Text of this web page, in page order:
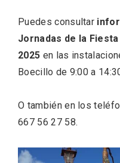
Puedes consultar
Jornadas de la
2025 en las
Boecillo de 9:00 a
O también en los
667 56 27 58.